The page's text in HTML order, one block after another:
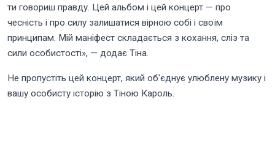
ти говориш правду. Цей альбом і цей концерт — про
чесність і про силу залишатися вірною собі і своїм
принципам. Мій маніфест складається з кохання, сліз та
сили особистості», — додає Тіна.
Не пропустіть цей концерт, який об'єднує улюблену музику і
вашу особисту історію з Тіною Кароль.